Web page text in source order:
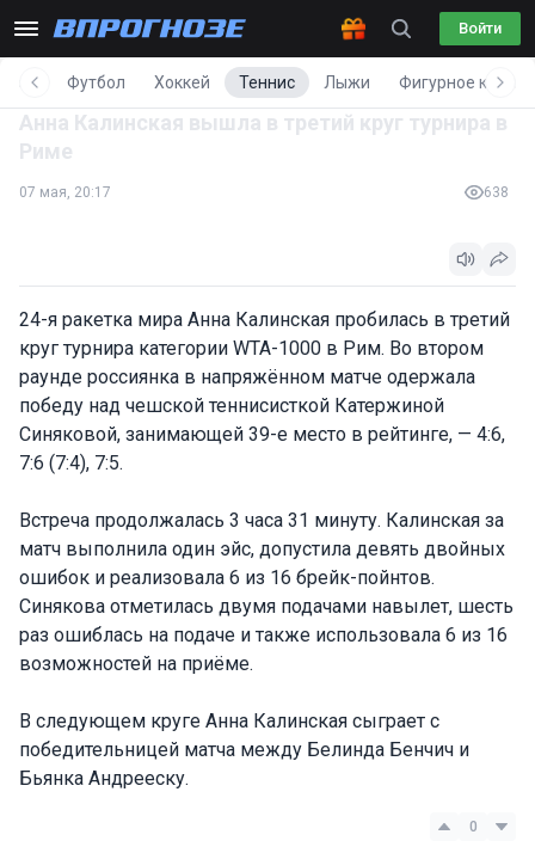
Войти
Футбол Хоккей Теннис Лыжи Фигурное
Анна Калинская вышла в третий круг турнира в
Риме
07 мая, 20:17 638
24-я ракетка мира Анна Калинская пробилась в третий
круг турнира категории WTA-1000 в Рим. Во втором
раунде россиянка в напряжённом матче одержала
победу над чешской теннисисткой Катержиной
Синяковой, занимающей 39-е место в рейтинге, — 4:6,
7:6 (7:4), 7:5.
Встреча продолжалась 3 часа 31 минуту. Калинская за
матч выполнила один эйс, допустила девять двойных
ошибок и реализовала 6 из 16 брейк-пойнтов.
Синякова отметилась двумя подачами навылет, шесть
раз ошиблась на подаче и также использовала 6 из 16
возможностей на приёме.
В следующем круге Анна Калинская сыграет с
победительницей матча между Белинда Бенчич и
Бьянка Андрееску.
0